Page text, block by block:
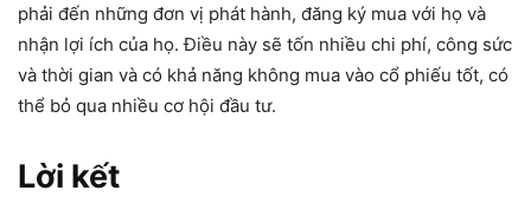
phải đến những đơn vị phát hành, đăng ký mua với họ và
nhận lợi ích của họ. Điều này sẽ tốn nhiều chi phí, công sức
và thời gian và có khả năng không mua vào cổ phiếu tốt, có
thể bỏ qua nhiều cơ hội đầu tư.
Lời kết